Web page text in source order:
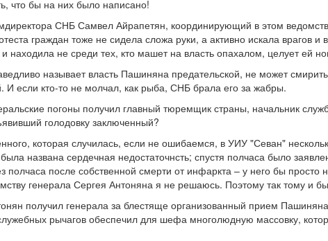
что бы на них было написано!
СНБ Самвел Айрапетян, координирующий в этом
граждан тоже не сидела сложа руки, а активно искала врагов и
находила не среди тех, кто машет на власть опахалом, целует ей
называет власть Пашиняна предательской, не может
если кто-то не молчал, как рыба, СНБ брала его за жабры.
погоны получил главный тюремщик страны, начальник
голодовку заключенный?
которая случилась, если не ошибаемся, в УИУ "Севан"
названа сердечная недостаточнсть; спустя полчаса было
полчаса после собственной смерти от инфаркта – у него бы
генерала Сергея Антоняна я не решаюсь. Поэтому так тому и
получил генерала за блестяще организованный прием
рычагов обеспечил для шефа многолюдную массовку,